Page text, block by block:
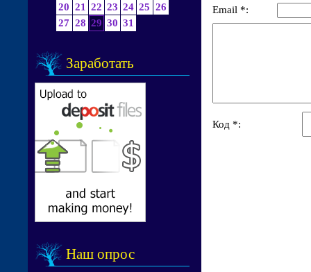
20 21 22 23 24 25 26
27 28 29 30 31
Заработать
Наш опрос
Email *:
Код *: